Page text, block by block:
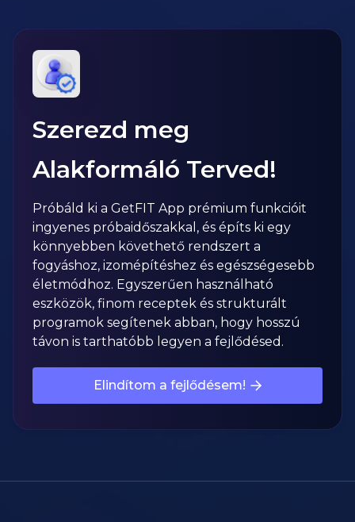
Szerezd meg
Alakformáló Terved!
Próbáld ki a GetFIT App prémium funkcióit
ingyenes próbaidőszakkal, és építs ki egy
könnyebben követhető rendszert a
fogyáshoz, izomépítéshez és egészségesebb
életmódhoz. Egyszerűen használható
eszközök, finom receptek és strukturált
programok segítenek abban, hogy hosszú
távon is tarthatóbb legyen a fejlődésed.
Elindítom a fejlődésem!